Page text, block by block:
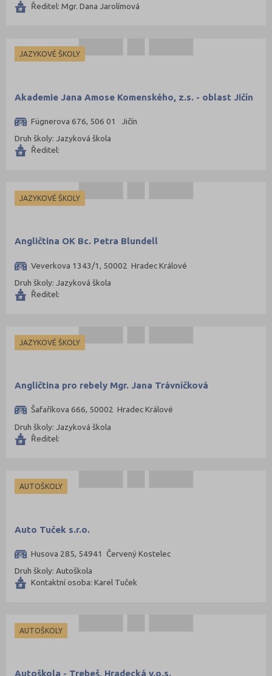
Ředitel: Mgr. Dana Jarolímová
JAZYKOVÉ ŠKOLY
Akademie Jana Amose Komenského, z.s. - oblast Jičín
Fügnerova 676, 506 01 Jičín
Druh školy: Jazyková škola
Ředitel:
JAZYKOVÉ ŠKOLY
Angličtina OK Bc. Petra Blundell
Veverkova 1343/1, 50002 Hradec Králové
Druh školy: Jazyková škola
Ředitel:
JAZYKOVÉ ŠKOLY
Angličtina pro rebely Mgr. Jana Trávníčková
Šafaříkova 666, 50002 Hradec Králové
Druh školy: Jazyková škola
Ředitel:
AUTOŠKOLY
Auto Tuček s.r.o.
Husova 285, 54941 Červený Kostelec
Druh školy: Autoškola
Kontaktní osoba: Karel Tuček
AUTOŠKOLY
Autoškola - Trebeš, Hradecká v.o.s.